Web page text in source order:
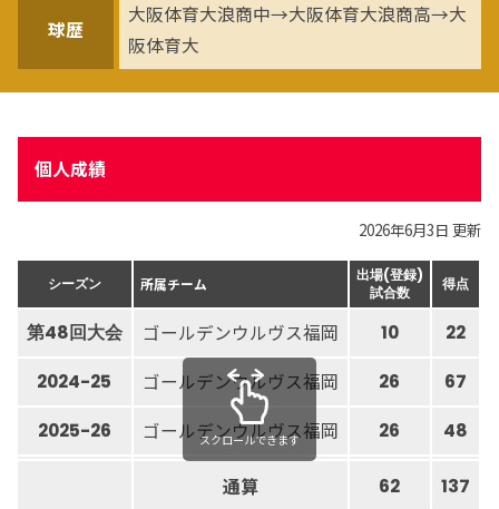
球歴
大阪体育大浪商中→大阪体育大浪商高→大
阪体育大
個人成績
2026年6月3日 更新
シーズン 所属チーム
出場(登録)
試合数
得点
第48回大会 ゴールデンウルヴス福岡 10 22
2024-25 ゴールデンウルヴス福岡 26 67
2025-26 ゴールデンウルヴス福岡 26 48
通算 62 137
スクロールできます